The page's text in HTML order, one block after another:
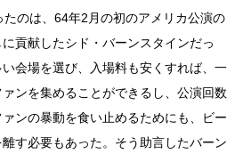
のは、64年2月の初のアメリカ公演の
貢献したシド・バーンスタインだっ
会場を選び、入場料も安くすれば、一
ンを集めることができるし、公演回数
ンの暴動を食い止めるためにも、ビー
す必要もあった。そう助言したバーン